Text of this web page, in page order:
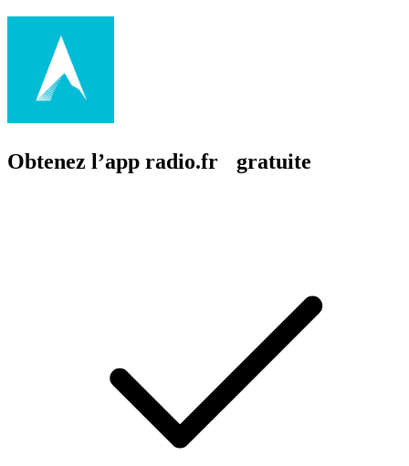
Obtenez l’app radio.fr gratuite